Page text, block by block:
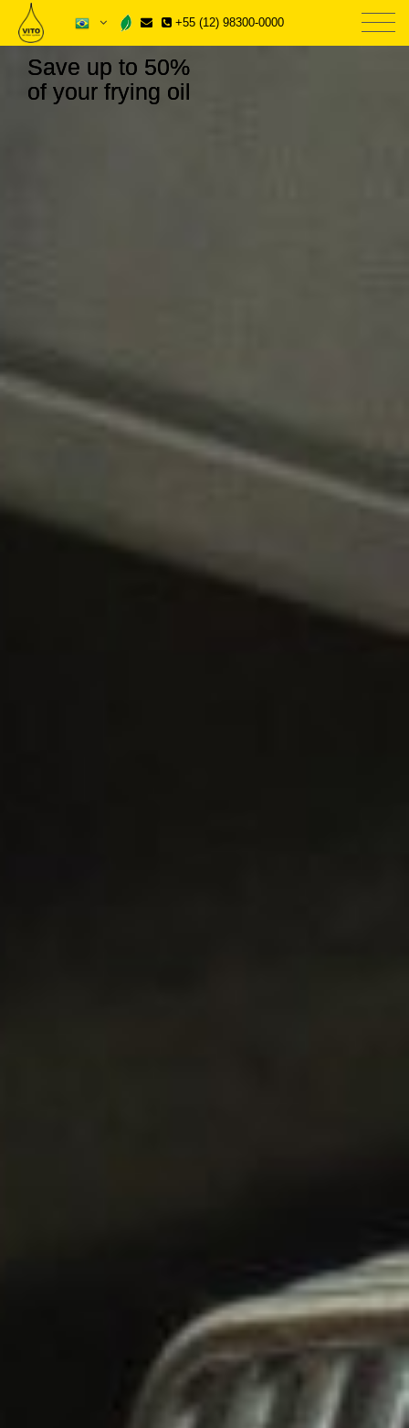
+55 (12) 98300-0000
Save up to 50%
of your frying oil